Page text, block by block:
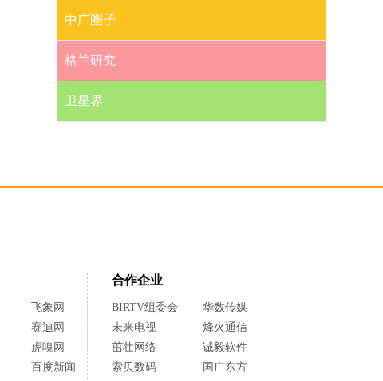
中广圈子
格兰研究
卫星界
飞象网
赛迪网
虎嗅网
百度新闻
合作企业
BIRTV组委会
华数传媒
未来电视
烽火通信
茁壮网络
诚毅软件
索贝数码
国广东方